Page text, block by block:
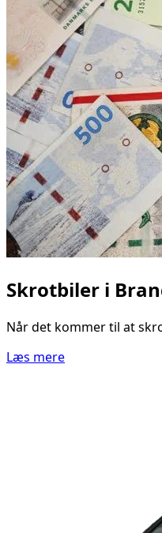
Skrotbiler i
Når det kommer til at
Læs mere